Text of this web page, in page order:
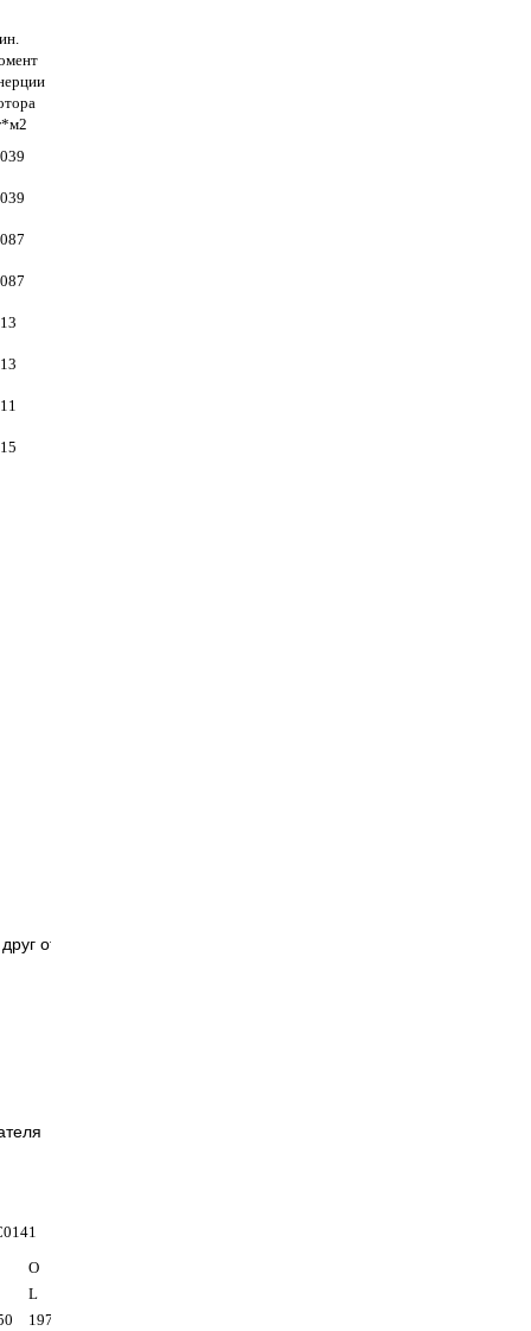
2
от
О
L
197